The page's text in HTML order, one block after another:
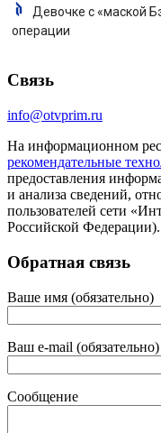
Девочке с «маской
операции
Связь
info@otvprim.ru
На информационном
рекомендательные
предоставления
и анализа сведений,
пользователей сети
Российской Федерации).
Обратная связь
Ваше имя (обязательно)
Ваш e-mail (обязательно)
Сообщение